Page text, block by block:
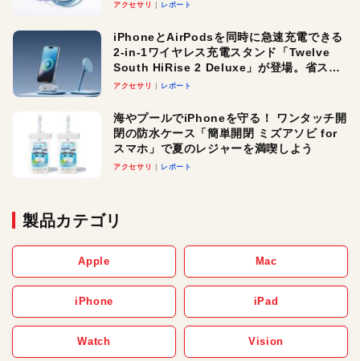
アクセサリ レポート
iPhoneとAirPodsを同時に急速充電できる
2-in-1ワイヤレス充電スタンド「Twelve
South HiRise 2 Deluxe」が登場。省スペ
ースでおしゃれに充電したい人にオスス
アクセサリ レポート
海やプールでiPhoneを守る！ ワンタッチ開
閉の防水ケース「簡単開閉 ミズアソビ for
スマホ」で夏のレジャーを満喫しよう
アクセサリ レポート
製品カテゴリ
Apple Mac
iPhone iPad
Watch Vision